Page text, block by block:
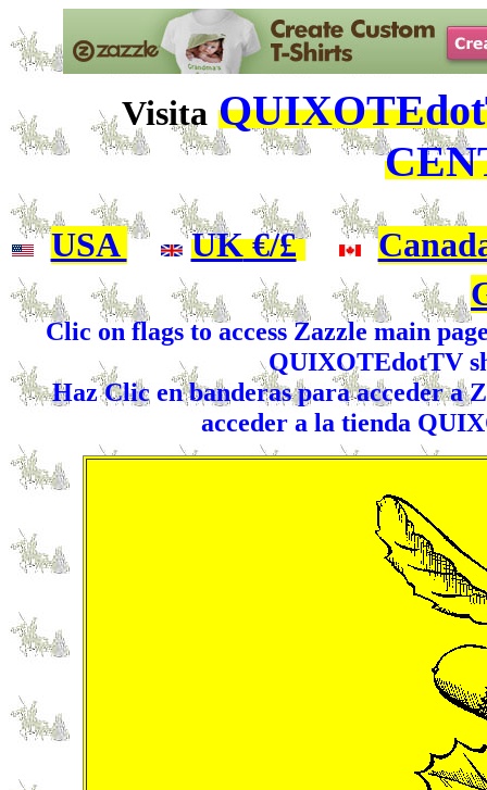
Visita
USA| UK€/£ |
Clic on flags to access Zazzle main
QUIXOTEdotTV
Haz Clic en banderas para acceder a
acceder a la tienda